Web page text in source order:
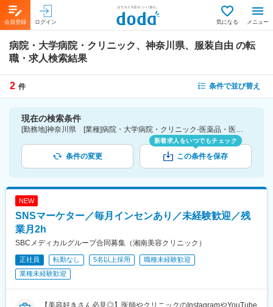
会員登録 ログイン 気になる メニュー
病院・大学病院・クリニック、神奈川県、服装自由 の転
職・求人検索結果
2 件 条件で並び替え
現在の検索条件
[勤務地]神奈川県 [業種]病院・大学病院・クリニック-医薬品・医療機器・ライフサイエンス・医療系サービス [詳細条件](会社・職場の環境)服装自由
条件の変更
新着求人をいつでもチェック
この条件を保存
NEW
SNSマーケター／毎月インセンあり／未経験歓迎／残
業月2h
SBCメディカルグループ合同募集（湘南美容クリニック）
正社員 転勤なし 5名以上採用
職種未経験歓迎
業種未経験歓迎
【美容好きさん必見◎】医師やクリニックのInstagramやYouTube